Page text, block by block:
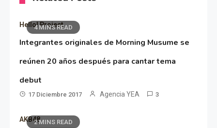
4 MINS READ
Hello! Project
Integrantes originales de Morning Musume se
reúnen 20 años después para cantar tema
debut
17 Diciembre 2017 Agencia YEA 3
2 MINS READ
AKB48